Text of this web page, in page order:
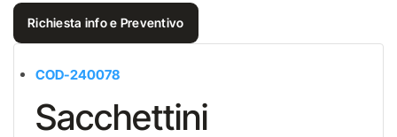
Richiesta info e Preventivo
COD-240078
Sacchettini